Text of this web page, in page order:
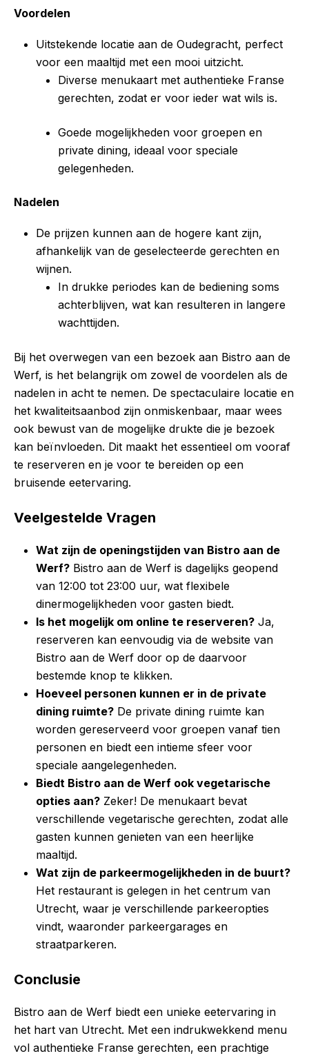
Voordelen
Uitstekende locatie aan de Oudegracht, perfect
voor een maaltijd met een mooi uitzicht.
Diverse menukaart met authentieke Franse
gerechten, zodat er voor ieder wat wils is.
Goede mogelijkheden voor groepen en
private dining, ideaal voor speciale
gelegenheden.
Nadelen
De prijzen kunnen aan de hogere kant zijn,
afhankelijk van de geselecteerde gerechten en
wijnen.
In drukke periodes kan de bediening soms
achterblijven, wat kan resulteren in langere
wachttijden.
Bij het overwegen van een bezoek aan Bistro aan de
Werf, is het belangrijk om zowel de voordelen als de
nadelen in acht te nemen. De spectaculaire locatie en
het kwaliteitsaanbod zijn onmiskenbaar, maar wees
ook bewust van de mogelijke drukte die je bezoek
kan beïnvloeden. Dit maakt het essentieel om vooraf
te reserveren en je voor te bereiden op een
bruisende eetervaring.
Veelgestelde Vragen
Wat zijn de openingstijden van Bistro aan de
Werf? Bistro aan de Werf is dagelijks geopend
van 12:00 tot 23:00 uur, wat flexibele
dinermogelijkheden voor gasten biedt.
Is het mogelijk om online te reserveren? Ja,
reserveren kan eenvoudig via de website van
Bistro aan de Werf door op de daarvoor
bestemde knop te klikken.
Hoeveel personen kunnen er in de private
dining ruimte? De private dining ruimte kan
worden gereserveerd voor groepen vanaf tien
personen en biedt een intieme sfeer voor
speciale aangelegenheden.
Biedt Bistro aan de Werf ook vegetarische
opties aan? Zeker! De menukaart bevat
verschillende vegetarische gerechten, zodat alle
gasten kunnen genieten van een heerlijke
maaltijd.
Wat zijn de parkeermogelijkheden in de buurt?
Het restaurant is gelegen in het centrum van
Utrecht, waar je verschillende parkeeropties
vindt, waaronder parkeergarages en
straatparkeren.
Conclusie
Bistro aan de Werf biedt een unieke eetervaring in
het hart van Utrecht. Met een indrukwekkend menu
vol authentieke Franse gerechten, een prachtige